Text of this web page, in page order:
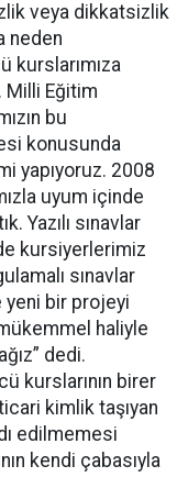
veya dikkatsizlik
neden
kurslarımıza
Eğitim
bu
konusunda
yapıyoruz. 2008
uyum içinde
Yazılı sınavlar
kursiyerlerimiz
sınavlar
bir projeyi
haliyle
dedi.
kurslarının birer
kimlik taşıyan
edilmemesi
kendi çabasıyla